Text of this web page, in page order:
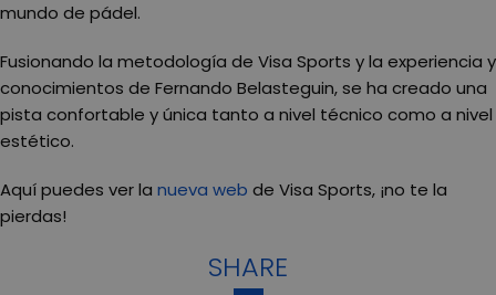
mundo de pádel.
Fusionando la metodología de Visa Sports y la experiencia y
conocimientos de Fernando Belasteguin, se ha creado una
pista confortable y única tanto a nivel técnico como a nivel
estético.
Aquí puedes ver la nueva web de Visa Sports, ¡no te la
pierdas!
SHARE